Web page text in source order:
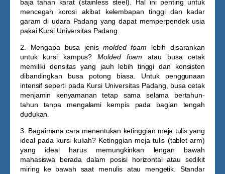
baja tahan karat (stainless steel). Hal ini penting untuk
mencegah korosi akibat kelembapan tinggi dan kadar
garam di udara Padang yang dapat memperpendek usia
pakai Kursi Universitas Padang
2. Mengapa busa jenismolded foam lebih disarankan
untuk kursi kampus?
Molded foam atau busa cetak
memiliki densitas yang jauh lebih tinggi dan konsisten
dibandingkan busa potong biasa. Untuk penggunaan
intensif seperti pada Kursi Universitas Padang , busa cetak
menjamin kenyamanan tetap sama selama bertahun-
tahun tanpa mengalami kempis pada bagian tengah
dudukan.
3. Bagaimana cara menentukan ketinggian meja tulis yang
ideal pada kursi kuliah? Ketinggian meja tulis (tablet arm)
yang ideal harus memungkinkan lengan bawah
mahasiswa berada dalam posisi horizontal atau sedikit
miring ke bawah saat menulis atau mengetik. Standar